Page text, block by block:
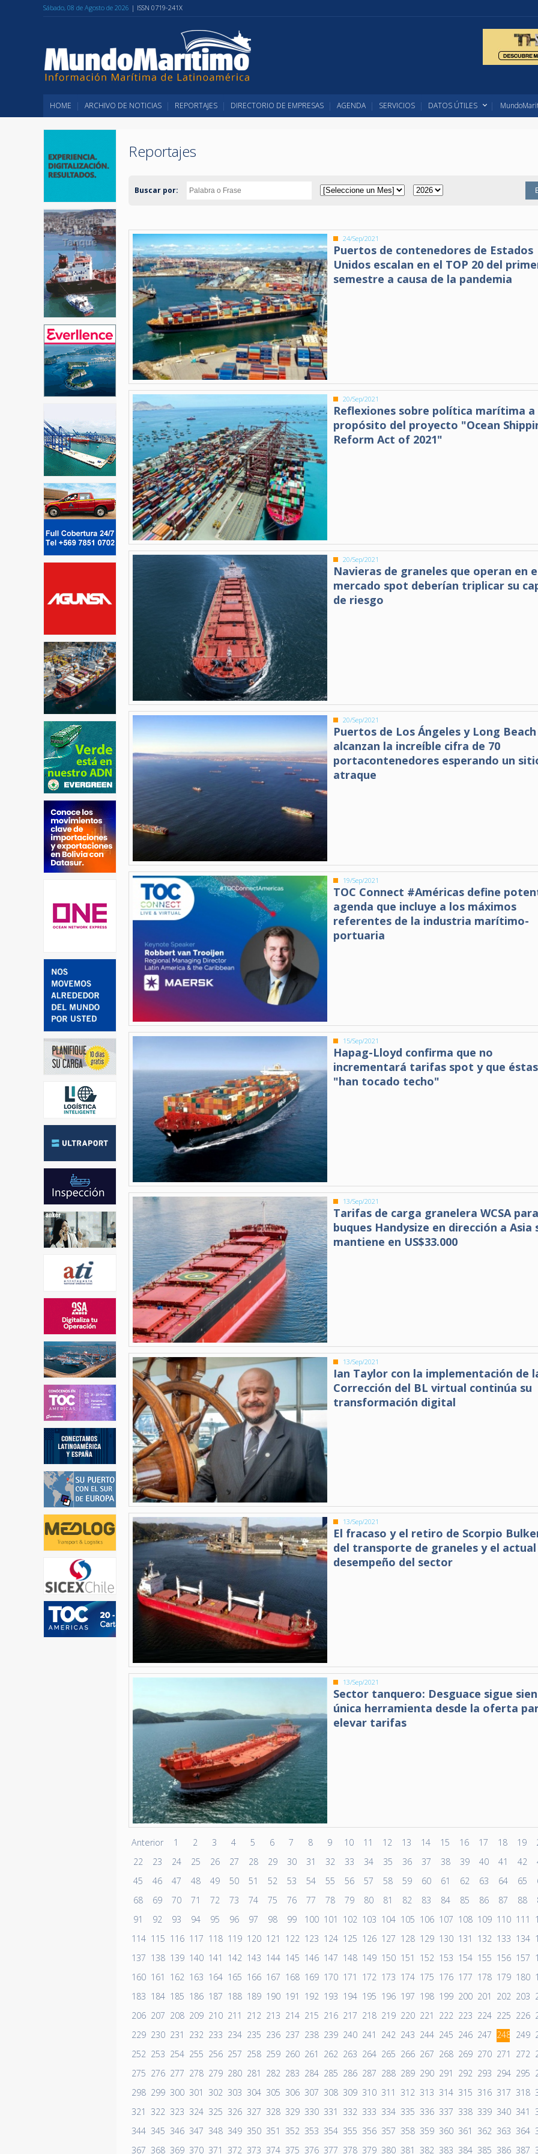
Sábado, 08 de Agosto de 2026 | ISSN 0719-241X
HOME ARCHIVO DE NOTICIAS REPORTAJES DIRECTORIO DE EMPRESAS AGENDA SERVICIOS DATOS ÚTILES
Reportajes
Buscar por:
24/Sep/2021
Puertos de contenedores de Estados
Unidos escalan en el TOP 20 del
semestre a causa de la pandemia
20/Sep/2021
Reflexiones sobre política marítima a
propósito del proyecto "Ocean
Reform Act of 2021"
20/Sep/2021
Navieras de graneles que operan en
mercado spot deberían triplicar su
de riesgo
20/Sep/2021
Puertos de Los Ángeles y Long Beach
alcanzan la increíble cifra de 70
portacontenedores esperando un
atraque
19/Sep/2021
TOC Connect #Américas define
agenda que incluye a los máximos
referentes de la industria marítimo-
portuaria
15/Sep/2021
Hapag-Lloyd confirma que no
incrementará tarifas spot y que éstas
"han tocado techo"
13/Sep/2021
Tarifas de carga granelera WCSA
buques Handysize en dirección a Asia
mantiene en US$33.000
13/Sep/2021
Ian Taylor con la implementación de
Corrección del BL virtual continúa su
transformación digital
13/Sep/2021
El fracaso y el retiro de Scorpio
del transporte de graneles y el actual
desempeño del sector
13/Sep/2021
Sector tanquero: Desguace sigue
única herramienta desde la oferta
elevar tarifas
Anterior 1 2 3 4 5 6 7 8 9 10 11 12 13 14 15 16 17 18 19
22
23 24 25 26 27 28 29 30 31 32 33 34 35 36 37 38 39 40 41 42
45
46 47 48 49 50 51 52 53 54 55 56 57 58 59 60 61 62 63 64 65
68
69 70 71 72 73 74 75 76 77 78 79 80 81 82 83 84 85 86 87 88
91
92 93 94 95 96 97 98 99 100 101 102 103 104 105 106 107 108 109 110 111
114 115 116 117 118 119 120 121 122 123 124 125 126 127 128 129 130 131 132 133 134
137 138 139 140 141 142 143 144 145 146 147 148 149 150 151 152 153 154 155 156 157
160 161 162 163 164 165 166 167 168 169 170 171 172 173 174 175 176 177 178 179 180
183 184 185 186 187 188 189 190 191 192 193 194 195 196 197 198 199 200 201 202 203
206 207 208 209 210 211 212 213 214 215 216 217 218 219 220 221 222 223 224 225 226
229 230 231 232 233 234 235 236 237 238 239 240 241 242 243 244 245 246 247 248 249
252 253 254 255 256 257 258 259 260 261 262 263 264 265 266 267 268 269 270 271 272
275 276 277 278 279 280 281 282 283 284 285 286 287 288 289 290 291 292 293 294 295
298 299 300 301 302 303 304 305 306 307 308 309 310 311 312 313 314 315 316 317 318
321
322 323 324 325 326 327 328 329 330 331 332 333 334 335 336 337 338 339 340 341
344 345 346 347 348 349 350 351 352 353 354 355 356 357 358 359 360 361 362 363 364
367 368 369 370 371 372 373 374 375 376 377 378 379 380 381 382 383 384 385 386 387